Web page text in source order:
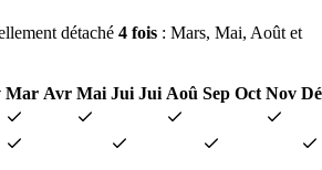
détaché 4 fois : Mars, Mai, Août et
Mar Avr Mai Jui Jui Aoû Sep Oct Nov